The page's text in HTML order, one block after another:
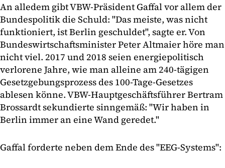
An alledem gibt VBW-Präsident Gaffal vor allem der
Bundespolitik die Schuld: "Das meiste, was nicht
funktioniert, ist Berlin geschuldet", sagte er. Von
Bundeswirtschaftsminister Peter Altmaier höre man
nicht viel. 2017 und 2018 seien energiepolitisch
verlorene Jahre, wie man alleine am 240-tägigen
Gesetzgebungsprozess des 100-Tage-Gesetzes
ablesen könne. VBW-Hauptgeschäftsführer Bertram
Brossardt sekundierte sinngemäß: "Wir haben in
Berlin immer an eine Wand geredet."
Gaffal forderte neben dem Ende des "EEG-Systems":